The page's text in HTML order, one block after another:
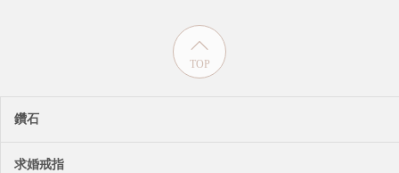
TOP
鑽石
求婚戒指